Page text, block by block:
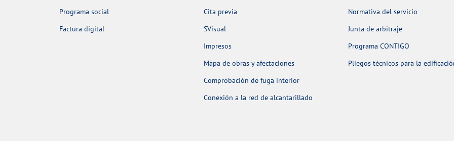
Programa social
Factura digital
Cita previa
SVisual
Impresos
Mapa de obras y afectaciones
Comprobación de fuga interior
Conexión a la red de alcantarillado
Normativa del servicio
Junta de arbitraje
Programa CONTIGO
Pliegos técnicos para la